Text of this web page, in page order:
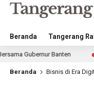
Beranda Tangerang
Gubernur Banten 54
Beranda Bisnis di Era